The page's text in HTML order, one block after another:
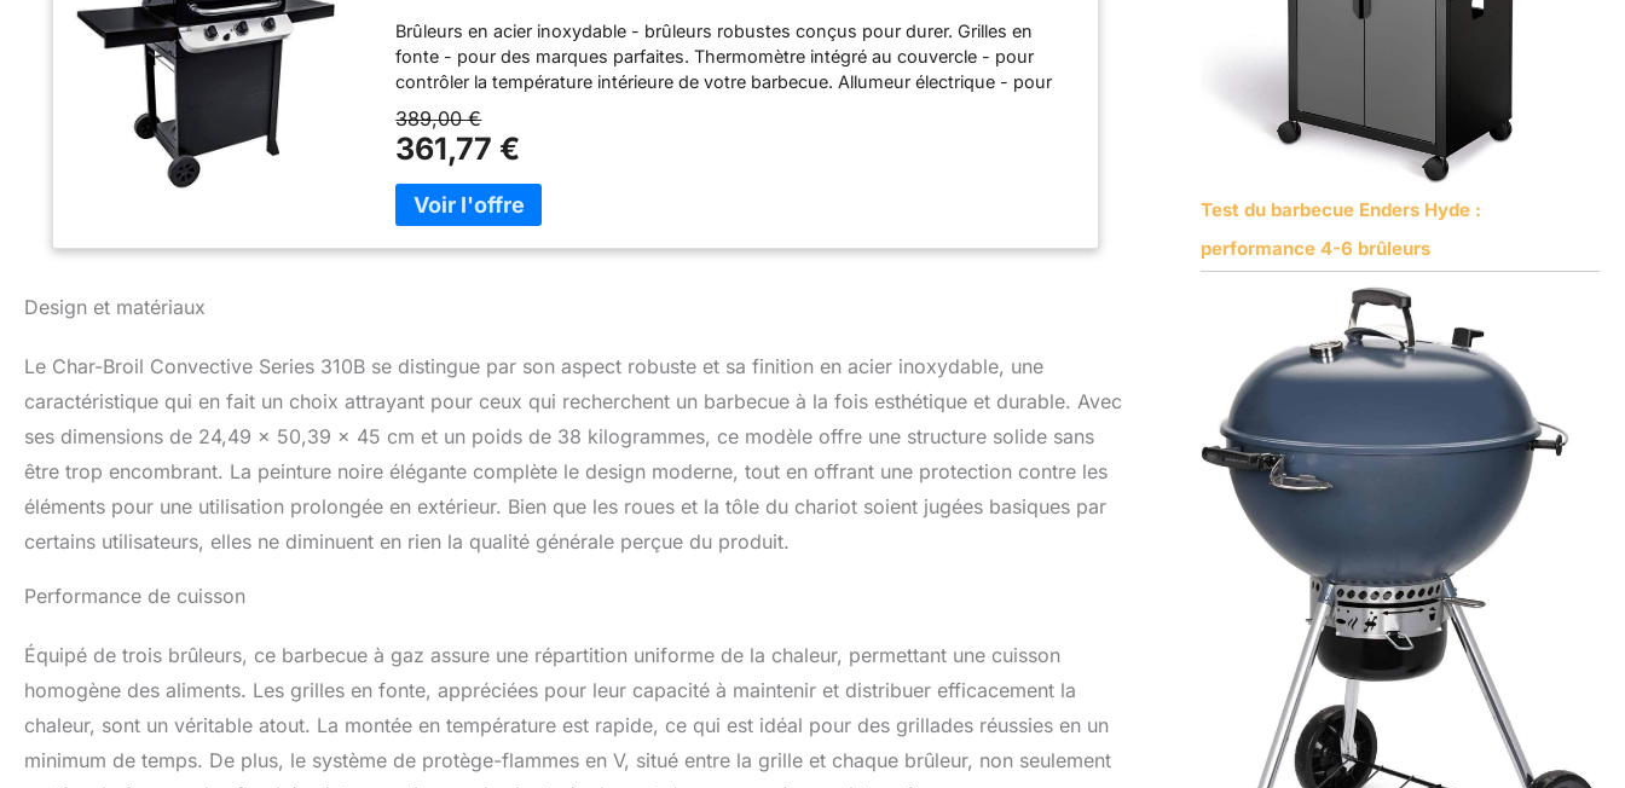
Brûleurs en acier inoxydable - brûleurs robustes conçus pour durer. Grilles en
fonte - pour des marques parfaites. Thermomètre intégré au couvercle - pour
contrôler la température intérieure de votre barbecue. Allumeur électrique - pour
allumer tous vos brûleurs par simple pression sur un bouton. Tablette de maintien
au chaud - pour conserver vos plats au chaud ou réchauffer vos pains à
hamburger ou baguettes. Tablettes latérales - un endroit pour poser vos outils de
cuisson ou un plan de travail utile. Bac de récupération des graisses amovible -
pour un nettoyage simple et pratique. Garantie : 2 ans sur toutes les pièces, y
389,00 €
361,77 €
Design et matériaux
Le Char-Broil Convective Series 310B se distingue par son aspect robuste et sa finition en acier inoxydable, une
caractéristique qui en fait un choix attrayant pour ceux qui recherchent un barbecue à la fois esthétique et durable. Avec
ses dimensions de 24,49 x 50,39 x 45 cm et un poids de 38 kilogrammes, ce modèle offre une structure solide sans
être trop encombrant. La peinture noire élégante complète le design moderne, tout en offrant une protection contre les
éléments pour une utilisation prolongée en extérieur. Bien que les roues et la tôle du chariot soient jugées basiques par
certains utilisateurs, elles ne diminuent en rien la qualité générale perçue du produit.
Performance de cuisson
Équipé de trois brûleurs, ce barbecue à gaz assure une répartition uniforme de la chaleur, permettant une cuisson
homogène des aliments. Les grilles en fonte, appréciées pour leur capacité à maintenir et distribuer efficacement la
chaleur, sont un véritable atout. La montée en température est rapide, ce qui est idéal pour des grillades réussies en un
minimum de temps. De plus, le système de protège-flammes en V, situé entre la grille et chaque brûleur, non seulement
Test du barbecue Enders Hyde :
performance 4-6 brûleurs